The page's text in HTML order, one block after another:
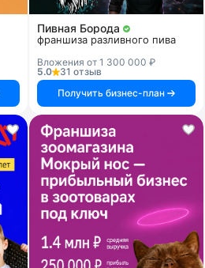
Пивная Борода
франшиза разливного пива
Вложения от 1 300 000 ₽
5.0
31 отзыв
Получить бизнес-план